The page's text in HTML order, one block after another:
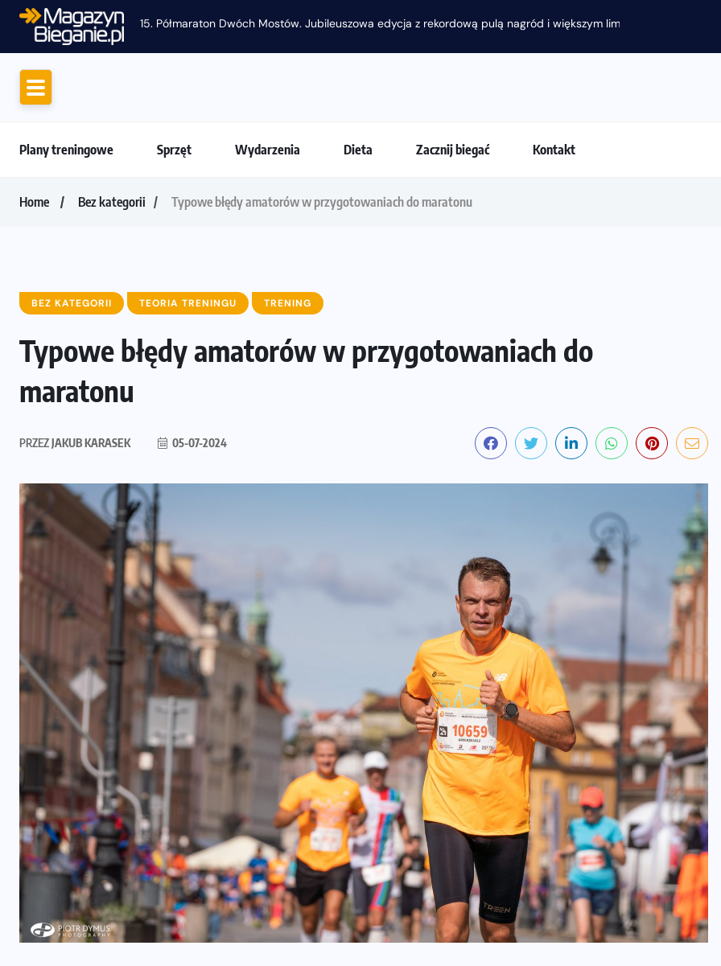
Plany treningowe Sprzęt Wydarzenia Dieta Zacznij biegać Kontakt
Home Bez kategorii Typowe błędy amatorów w przygotowaniach do maratonu
BEZ KATEGORII TEORIA TRENINGU TRENING
Typowe błędy amatorów w przygotowaniach do
maratonu
PRZEZJAKUB KARASEK 05-07-2024